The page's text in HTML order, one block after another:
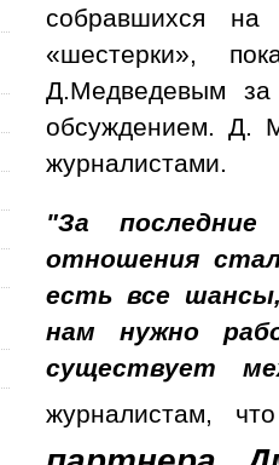
собравшихся на
«шестерки»,
Д.Медведевым
обсуждением. Д.
журналистами.
"За
отношения
есть все
нам нужно
существует
журналистам,